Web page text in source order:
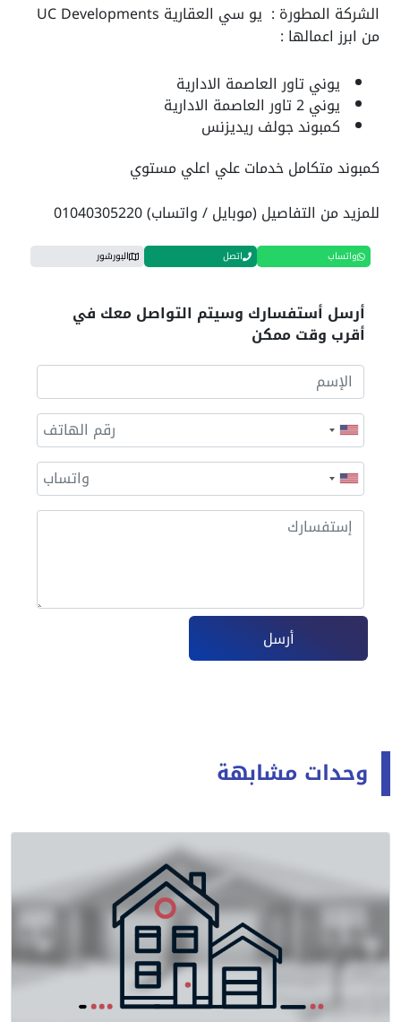
الشركة المطورة : يو سي العقارية UC Developments
من ابرز اعمالها :
يوني تاور العاصمة الادارية
يوني 2 تاور العاصمة الادارية
كمبوند جولف ريديزنس
كمبوند متكامل خدمات علي اعلي مستوي
للمزيد من التفاصيل (موبايل / واتساب) 01040305220
واتساب اتصل البورشور
أرسل أستفسارك وسيتم التواصل معك في
أقرب وقت ممكن
أرسل
وحدات مشابهة